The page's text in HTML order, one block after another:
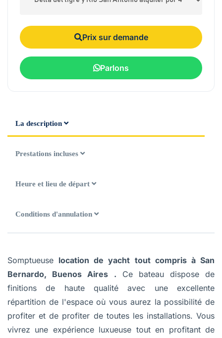
Prix sur demande
Parlons
La description
Prestations incluses
Heure et lieu de départ
Conditions d'annulation
Somptueuse location de yacht tout compris à San
Bernardo, Buenos Aires
. Ce bateau dispose de
finitions de haute qualité avec une excellente
répartition de l'espace où vous aurez la possibilité de
profiter et de profiter de toutes les installations. Vous
vivrez une expérience luxueuse tout en profitant de